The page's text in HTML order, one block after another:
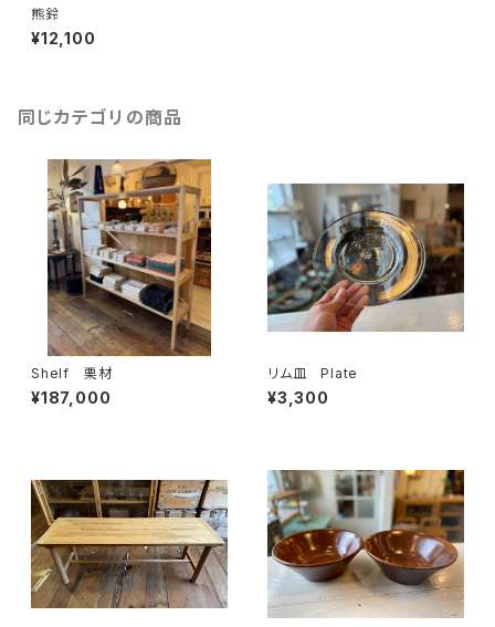
熊鈴
¥12,100
同じカテゴリの商品
Shelf 栗材
¥187,000
リム皿 Plate
¥3,300